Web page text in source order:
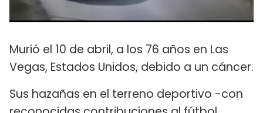
Murió el 10 de abril, a los 76 años en Las
Vegas, Estados Unidos, debido a un cáncer.
Sus hazañas en el terreno deportivo -con